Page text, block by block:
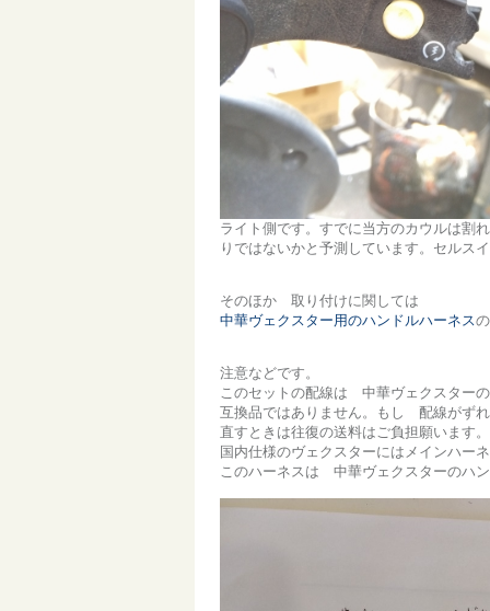
ライト側です。すでに当方のカウルは割
りではないかと予測しています。セルス
そのほか 取り付けに関しては
中華ヴェクスター用のハンドルハーネス
注意などです。
このセットの配線は 中華ヴェクスター
互換品ではありません。もし 配線がず
直すときは往復の送料はご負担願います。
国内仕様のヴェクスターにはメインハー
このハーネスは 中華ヴェクスターのハ